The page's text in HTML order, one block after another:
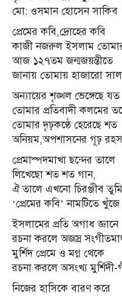
মো: ওসমান হোসেন সাকিব
প্রেমের কবি,দ্রোহের কবি
কাজী নজরুল ইসলাম
আজ ১২৭তম জন্মজয়ন্তীতে
জানায় তোমায় হাজারো
অন্যায়ের শৃঙ্খল ভেঙ্গেছে যত
তোমার প্রতিবাদী কলমের
তোমার দৃঢ়কণ্ঠে হেরেছে শত
অনিয়ম,অপশাসনের গূঢ়
প্রেমাস্পদমাখা ছন্দের তালে
লিখেছো শত শত গান,
ঐ তালে এখনো চিরঞ্জীব তুমি
‘প্রেমের কবি’ নামটিতে খুঁজে
ইসলামের প্রতি অগাধ জ্ঞানে
রচনা করলে অজস্র
মুর্শিদ প্রেমে ও মগ্ন থেকে
রচনা করলে অসংখ্য মুর্শিদী-
নিজের হাসিকে বারণ করে